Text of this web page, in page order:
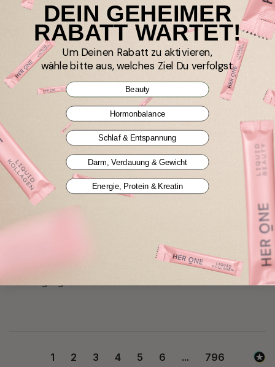
I recommend this product
LIQUID KOLLAGEN Spar-Abo Erdbeere / 30 Portionen
Einfach anzuwenden. Quasi to go.
Hohe Bioverfügbarkeit. Und auch noch lecker!
Verified Customer
Gerlinde
Ohlsdorf, AT
INNER BEAUTY All in One Spar-Abo Mango-Maracuja
1 2 3 4 5 6 ... 796
DEIN GEHEIMER
RABATT WARTET!
Um Deinen Rabatt zu aktivieren,
wähle bitte aus, welches Ziel Du verfolgst:
Beauty
Hormonbalance
Schlaf & Entspannung
Darm, Verdauung & Gewicht
Energie, Protein & Kreatin